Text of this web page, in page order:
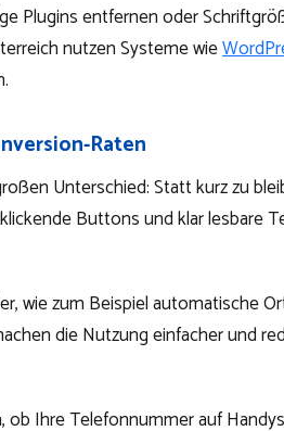
Plugins entfernen oder
nutzen Systeme wie
Raten
Unterschied: Statt kurz zu
Buttons und klar lesbare
wie zum Beispiel automatische
die Nutzung einfacher und
ob Ihre Telefonnummer auf